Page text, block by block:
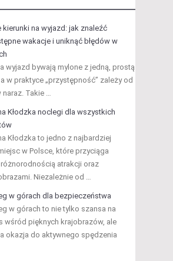
kierunki na wyjazd: jak znaleźć
wakacje i uniknąć błędów w
wyjazd bywają mylone z jedną, prostą
w praktyce „przystępność” zależy od
Takie …
Kłodzka noclegi dla wszystkich
Kłodzka to jedno z najbardziej
w Polsce, które przyciąga
atrakcji oraz
Niezależnie od …
w górach dla bezpieczeństwa
w górach to nie tylko szansa na
wśród pięknych krajobrazów, ale
okazja do aktywnego spędzenia